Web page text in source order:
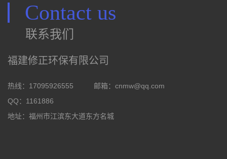
Contact us
联系我们
福建修正环保有限公司
热线：17095926555 邮箱： cnmw@qq.com
QQ：1161886
地址：福州市江滨东大道东方名城